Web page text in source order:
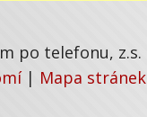
po telefonu, z.s.
| Mapa stránek